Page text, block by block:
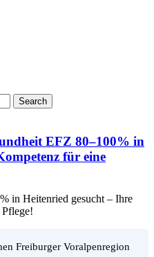
Search
EFZ 80–100% in
für eine
in Heitenried gesucht – Ihre
Freiburger Voralpenregion